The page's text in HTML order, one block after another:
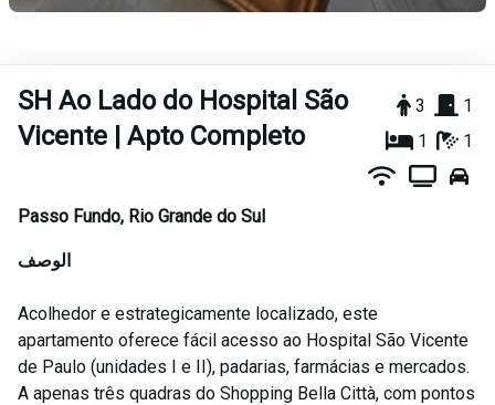
SH Ao Lado do Hospital São
Vicente | Apto Completo
3
1
1
1
Passo Fundo, Rio Grande do Sul
الوصف
Acolhedor e estrategicamente localizado, este
apartamento oferece fácil acesso ao Hospital São Vicente
de Paulo (unidades I e II), padarias, farmácias e mercados.
A apenas três quadras do Shopping Bella Città, com pontos